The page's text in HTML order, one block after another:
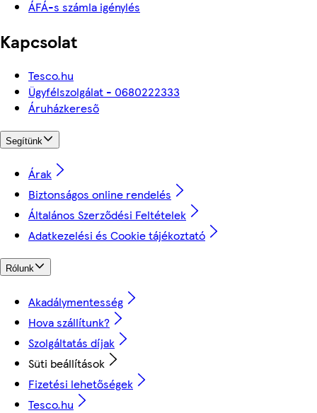
ÁFÁ-s számla igénylés
Kapcsolat
Tesco.hu
Ügyfélszolgálat - 0680222333
Áruházkereső
Segítünk
Árak
Biztonságos online rendelés
Általános Szerződési Feltételek
Adatkezelési és Cookie tájékoztató
Rólunk
Akadálymentesség
Hova szállítunk?
Szolgáltatás díjak
Süti beállítások
Fizetési lehetőségek
Tesco.hu